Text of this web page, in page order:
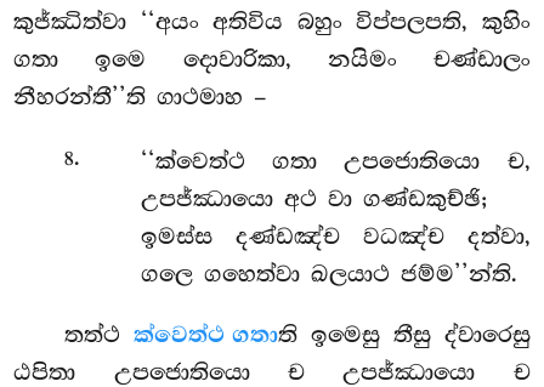
කුජ්ඣිත්වා ‘‘අයං අතිවිය බහුං විප්පලපති, කුහිං
ගතා ඉමෙ දොවාරිකා, නයිමං චණ්ඩාලං
නීහරන්තී’’ති ගාථමාහ –
8. ‘‘ක්වෙත්ථගතා උපජොතියො ච,
උපජ්ඣායො අථ වා ගණ්ඩකුච්ඡි;
ඉමස්ස දණ්ඩඤ්ච වධඤ්ච දත්වා,
ගලෙ ගහෙත්වා ඛලයාථ ජම්ම’’න්ති.
තත්ථ ක්වෙත්ථ ගතාති ඉමෙසු තීසු ද්වාරෙසු
ඨපිතා උපජොතියො ච උපජ්ඣායො ච